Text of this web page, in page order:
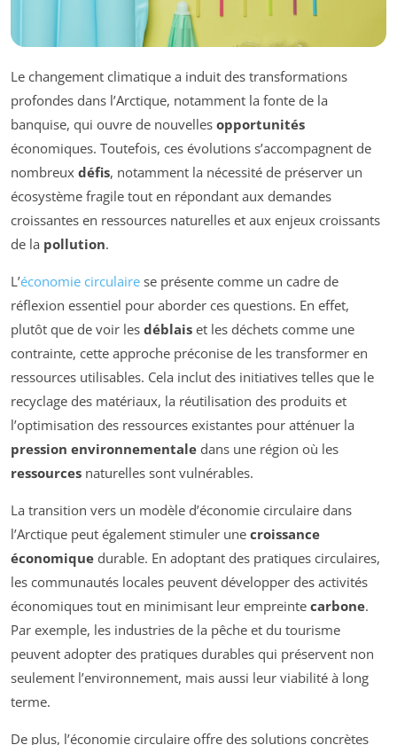
Le changement climatique a induit des transformations
profondes dans l’Arctique, notamment la fonte de la
banquise, qui ouvre de nouvelles opportunités
économiques. Toutefois, ces évolutions s’accompagnent de
nombreux défis, notamment la nécessité de préserver un
écosystème fragile tout en répondant aux demandes
croissantes en ressources naturelles et aux enjeux croissants
de la pollution.
L’économie circulaire se présente comme un cadre de
réflexion essentiel pour aborder ces questions. En effet,
plutôt que de voir les déblais et les déchets comme une
contrainte, cette approche préconise de les transformer en
ressources utilisables. Cela inclut des initiatives telles que le
recyclage des matériaux, la réutilisation des produits et
l’optimisation des ressources existantes pour atténuer la
pression environnementale dans une région où les
ressources naturelles sont vulnérables.
La transition vers un modèle d’économie circulaire dans
l’Arctique peut également stimuler une croissance
économique durable. En adoptant des pratiques circulaires,
les communautés locales peuvent développer des activités
économiques tout en minimisant leur empreinte carbone.
Par exemple, les industries de la pêche et du tourisme
peuvent adopter des pratiques durables qui préservent non
seulement l’environnement, mais aussi leur viabilité à long
terme.
De plus, l’économie circulaire offre des solutions concrètes